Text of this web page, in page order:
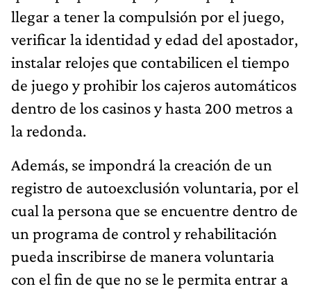
llegar a tener la compulsión por el juego,
verificar la identidad y edad del apostador,
instalar relojes que contabilicen el tiempo
de juego y prohibir los cajeros automáticos
dentro de los casinos y hasta 200 metros a
la redonda.
Además, se impondrá la creación de un
registro de autoexclusión voluntaria, por el
cual la persona que se encuentre dentro de
un programa de control y rehabilitación
pueda inscribirse de manera voluntaria
con el fin de que no se le permita entrar a